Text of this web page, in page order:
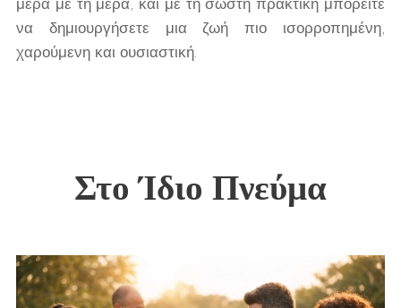
να δημιουργήσετε μια ζωή πιο ισορροπημένη,
χαρούμενη και ουσιαστική.
Στο Ίδιο Πνεύμα